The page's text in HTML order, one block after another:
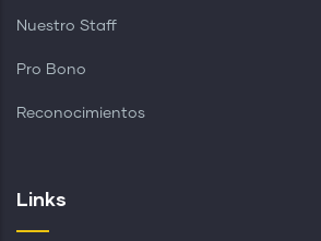
Nuestro Staff
Pro Bono
Reconocimientos
Links